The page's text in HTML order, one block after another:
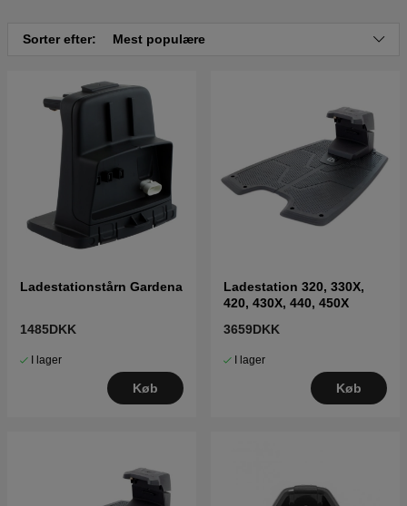
Sorter efter: Mest populære
Ladestationstårn Gardena
1485DKK
I lager
Køb
Ladestation 320, 330X,
420, 430X, 440, 450X
3659DKK
I lager
Køb